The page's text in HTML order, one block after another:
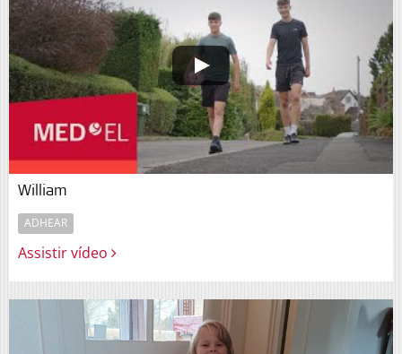
William
ADHEAR
Assistir vídeo